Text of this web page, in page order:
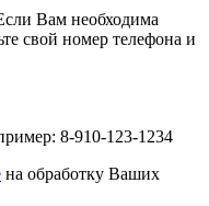
Вам необходима
свой номер телефона и
8-910-123-1234
на обработку Ваших